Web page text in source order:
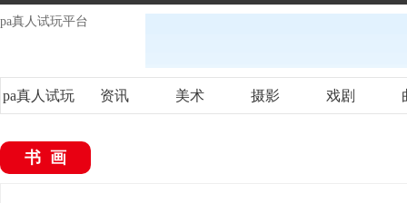
pa真人试玩平台
pa真人试玩 资讯 美术 摄影 戏剧
书画